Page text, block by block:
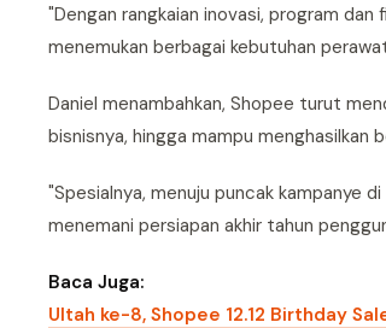
"Dengan rangkaian inovasi, program
menemukan berbagai kebutuhan
Daniel menambahkan, Shopee turut
bisnisnya, hingga mampu menghasilkan
"Spesialnya, menuju puncak kampanye
menemani persiapan akhir tahun
Baca Juga:
Ultah ke-8, Shopee 12.12 Birthday